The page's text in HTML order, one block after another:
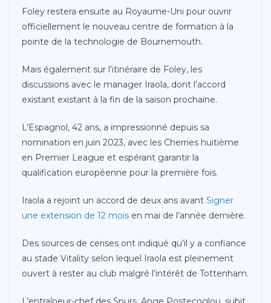
Foley restera ensuite au Royaume-Uni pour ouvrir
officiellement le nouveau centre de formation à la
pointe de la technologie de Bournemouth.
Mais également sur l’itinéraire de Foley, les
discussions avec le manager Iraola, dont l’accord
existant existant à la fin de la saison prochaine.
L’Espagnol, 42 ans, a impressionné depuis sa
nomination en juin 2023, avec les Cherries huitième
en Premier League et espérant garantir la
qualification européenne pour la première fois.
Iraola a rejoint un accord de deux ans avant Signer
une extension de 12 mois en mai de l’année dernière.
Des sources de cerises ont indiqué qu’il y a confiance
au stade Vitality selon lequel Iraola est pleinement
ouvert à rester au club malgré l’intérêt de Tottenham.